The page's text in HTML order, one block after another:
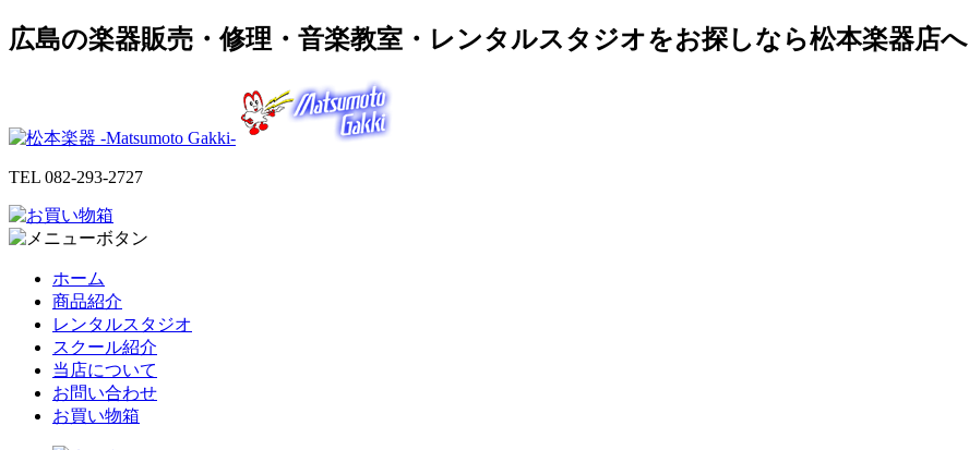
広島の楽器販売・修理・音楽教室・レンタルスタジオをお探しなら松本楽器店へ
TEL 082-293-2727
ホーム
商品紹介
レンタルスタジオ
スクール紹介
当店について
お問い合わせ
お買い物箱